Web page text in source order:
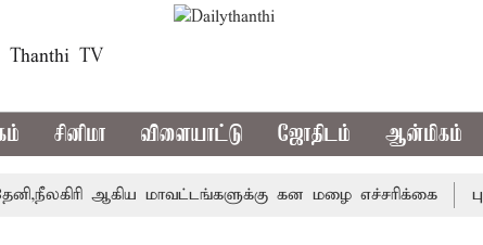
Thanthi TV
சினிமா விளையாட்டு ஜோதிடம் ஆன்மிகம்
ஆகிய மாவட்டங்களுக்கு கன மழை எச்சரிக்கை